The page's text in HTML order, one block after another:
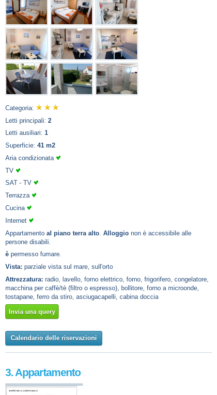
Categoria:
Letti principali: 2
Letti ausiliari: 1
Superficie: 41 m2
Aria condizionata
TV
SAT - TV
Terrazza
Cucina
Internet
Appartamento al piano terra alto Alloggio non è accessibile alle
persone disabili.
è permesso fumare.
Vista: parziale vista sul mare, sull'orto
Attrezzatura: radio, lavello, forno elettrico, forno, frigorifero, congelatore,
macchina per caffè/tè (filtro o espresso), bollitore, forno a microonde,
tostapane, ferro da stiro, asciugacapelli, cabina doccia
Invia una query
Calendario delle riservazioni
3. Appartamento